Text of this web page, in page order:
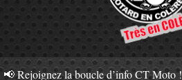
📢 Rejoignez la boucle d’info CT Moto !